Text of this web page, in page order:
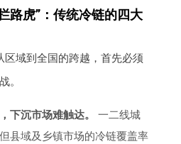
路虎”：传统冷链的四大
区域到全国的跨越，首先必须
。
下沉市场难触达。
一二线城
县域及乡镇市场的冷链覆盖率